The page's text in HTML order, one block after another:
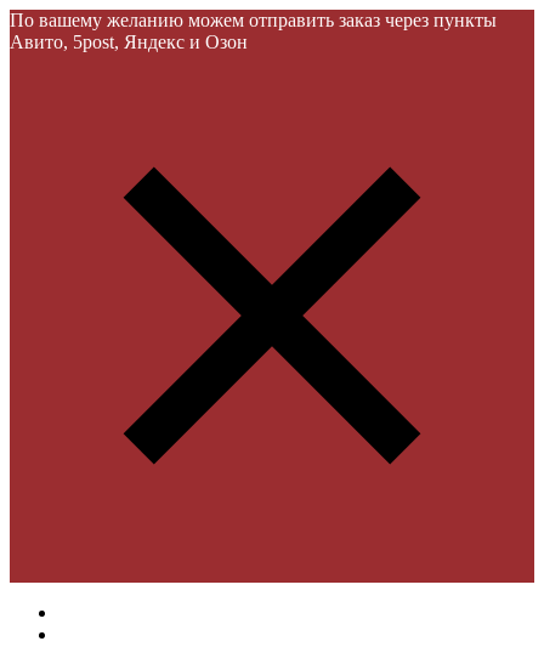
По вашему желанию можем отправить заказ через пункты
Авито, 5post, Яндекс и Озон